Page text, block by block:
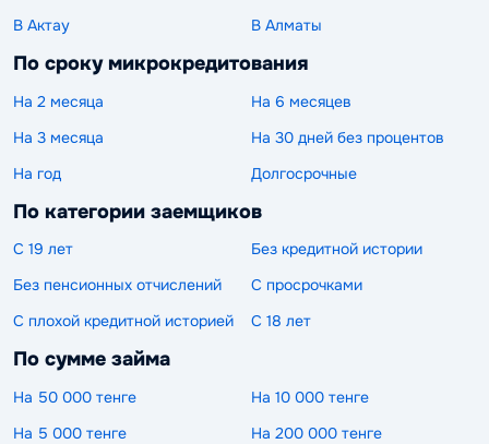
В Актау
В Алматы
По сроку микрокредитования
На 2 месяца
На 6 месяцев
На 3 месяца
На 30 дней без процентов
На год
Долгосрочные
По категории заемщиков
С 19 лет
Без кредитной истории
Без пенсионных отчислений
С просрочками
С плохой кредитной историей
С 18 лет
По сумме займа
На 50 000 тенге
На 10 000 тенге
На 5 000 тенге
На 200 000 тенге